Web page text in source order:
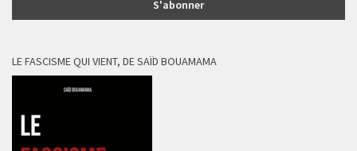
LE FASCISME QUI VIENT, DE SAÏD BOUAMAMA